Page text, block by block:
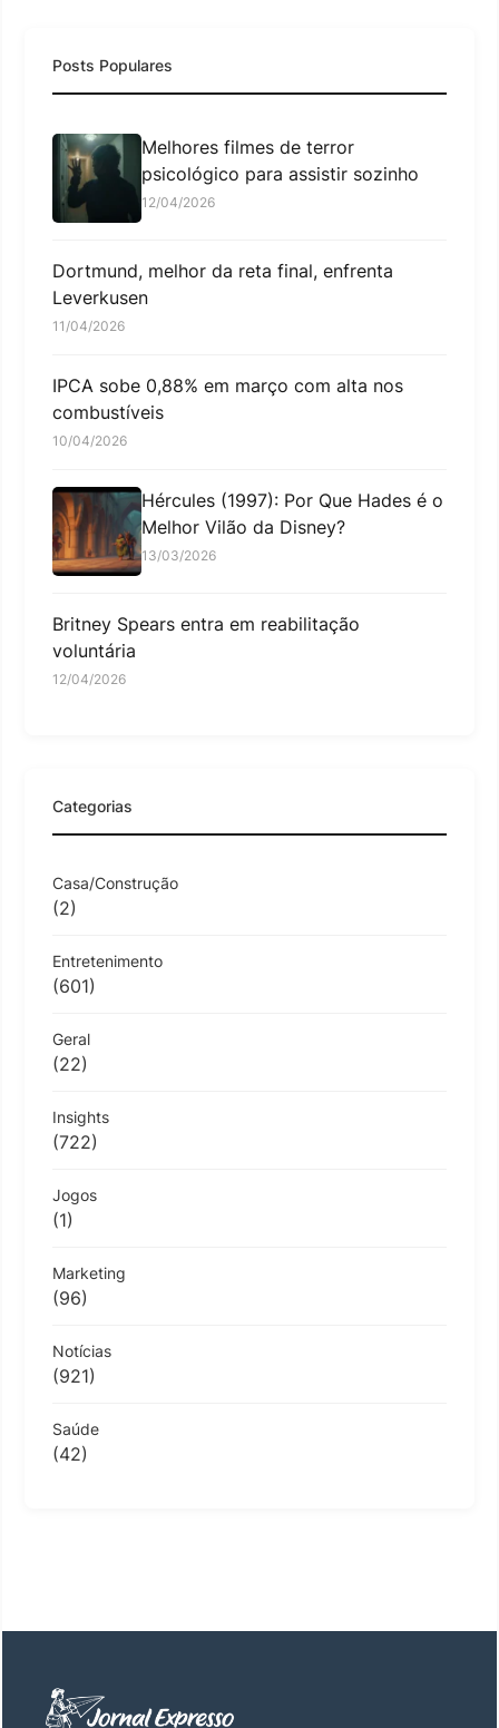
Posts Populares
Melhores filmes de terror
psicológico para assistir sozinho
12/04/2026
Dortmund, melhor da reta final, enfrenta
Leverkusen
11/04/2026
IPCA sobe 0,88% em março com alta nos
combustíveis
10/04/2026
Hércules (1997): Por Que Hades é o
Melhor Vilão da Disney?
13/03/2026
Britney Spears entra em reabilitação
voluntária
12/04/2026
Categorias
Casa/Construção
(2)
Entretenimento
(601)
Geral
(22)
Insights
(722)
Jogos
(1)
Marketing
(96)
Notícias
(921)
Saúde
(42)